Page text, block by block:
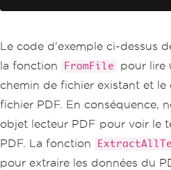
Le code d'exemple ci-dessus
la fonction
FromFile
pour lire
chemin de fichier existant et
fichier PDF. En conséquence,
objet lecteur PDF pour voir le
PDF. La fonction
pour extraire les données du